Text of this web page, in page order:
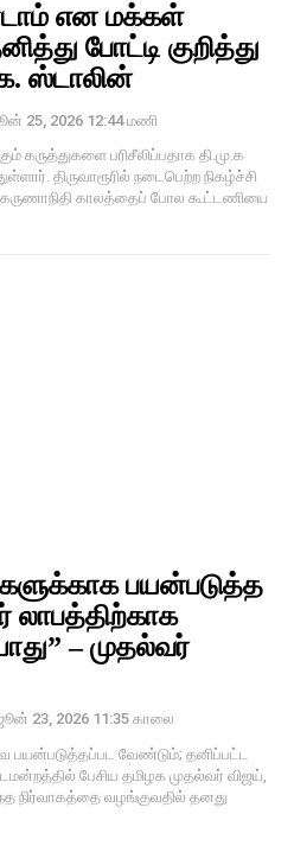
என மக்கள்
போட்டி குறித்து
ஸ்டாலின்
25, 2026 12:44 மணி
கருத்துகளை பரிசீலிப்பதாக தி.மு.க
திருவாரூரில் நடைபெற்ற நிகழ்ச்சி
காலத்தைப் போல கூட்டணியை
பயன்படுத்த
லாபத்திற்காக
– முதல்வர்
23, 2026 11:35 காலை
பயன்படுத்தப்பட வேண்டும்; தனிப்பட்ட
பேசிய தமிழக முதல்வர் விஜய்,
நிர்வாகத்தை வழங்குவதில் தனது